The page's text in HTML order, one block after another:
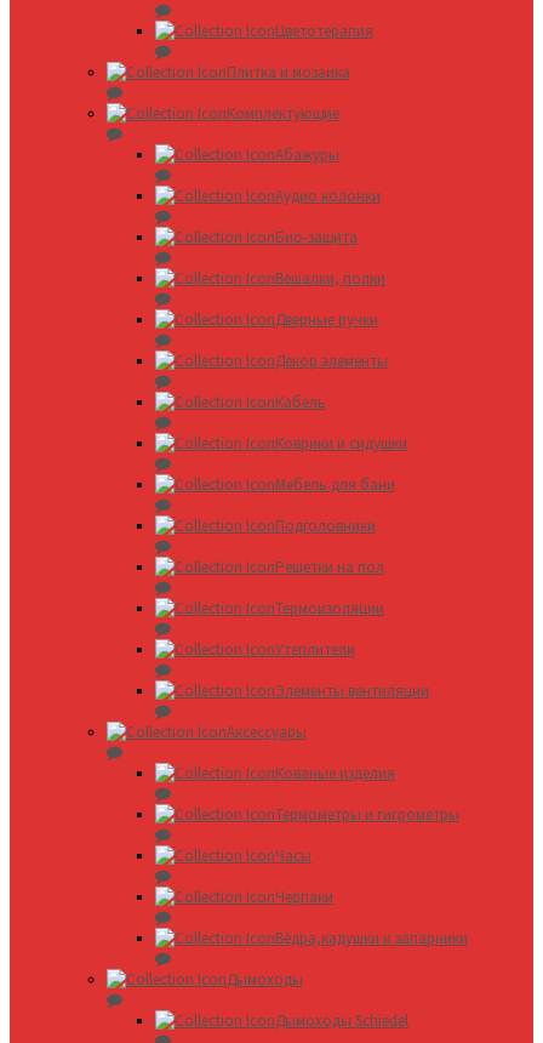
Цветотерапия
Плитка и мозаика
Комплектующие
Абажуры
Аудио колонки
Био-защита
Вешалки, полки
Дверные ручки
Декор элементы
Кабель
Коврики и сидушки
Мебель для бани
Подголовники
Решетки на пол
Термоизоляции
Утеплители
Элементы вентиляции
Аксессуары
Кованые изделия
Термометры и гигрометры
Часы
Черпаки
Вёдра,кадушки и запарники
Дымоходы
Дымоходы Schiedel